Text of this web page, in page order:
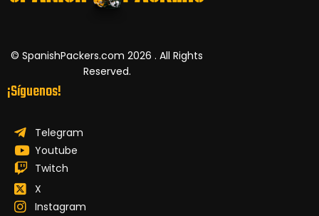
© SpanishPackers.com 2026 . All Rights
Reserved.
¡Síguenos!
Telegram
Youtube
Twitch
X
Instagram